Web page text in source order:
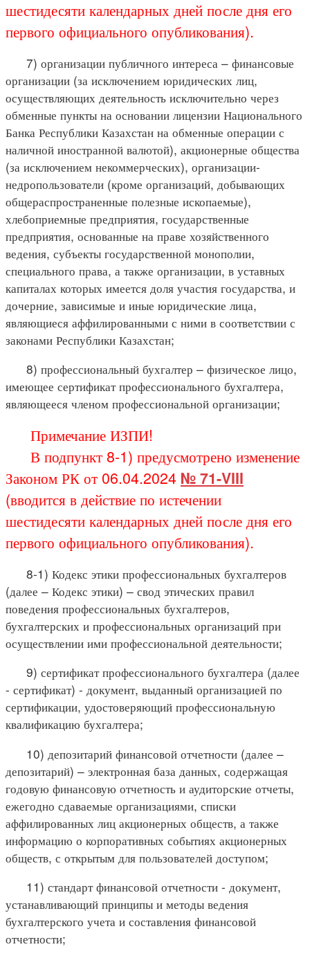
шестидесяти календарных дней после дня его
первого официального опубликования).
7) организации публичного интереса – финансовые
организации (за исключением юридических лиц,
осуществляющих деятельность исключительно через
обменные пункты на основании лицензии Национального
Банка Республики Казахстан на обменные операции с
наличной иностранной валютой), акционерные общества
(за исключением некоммерческих), организации-
недропользователи (кроме организаций, добывающих
общераспространенные полезные ископаемые),
хлебоприемные предприятия, государственные
предприятия, основанные на праве хозяйственного
ведения, субъекты государственной монополии,
специального права, а также организации, в уставных
капиталах которых имеется доля участия государства, и
дочерние, зависимые и иные юридические лица,
являющиеся аффилированными с ними в соответствии с
законами Республики Казахстан;
8) профессиональный бухгалтер – физическое лицо,
имеющее сертификат профессионального бухгалтера,
являющееся членом профессиональной организации;
Примечание ИЗПИ!
В подпункт 8-1) предусмотрено изменение
Законом РК от 06.04.2024 № 71-VIII
(вводится в действие по истечении
шестидесяти календарных дней после дня его
первого официального опубликования).
8-1) Кодекс этики профессиональных бухгалтеров
(далее – Кодекс этики) – свод этических правил
поведения профессиональных бухгалтеров,
бухгалтерских и профессиональных организаций при
осуществлении ими профессиональной деятельности;
9) сертификат профессионального бухгалтера (далее
- сертификат) - документ, выданный организацией по
сертификации, удостоверяющий профессиональную
квалификацию бухгалтера;
10) депозитарий финансовой отчетности (далее –
депозитарий) – электронная база данных, содержащая
годовую финансовую отчетность и аудиторские отчеты,
ежегодно сдаваемые организациями, списки
аффилированных лиц акционерных обществ, а также
информацию о корпоративных событиях акционерных
обществ, с открытым для пользователей доступом;
11) стандарт финансовой отчетности - документ,
устанавливающий принципы и методы ведения
бухгалтерского учета и составления финансовой
отчетности;